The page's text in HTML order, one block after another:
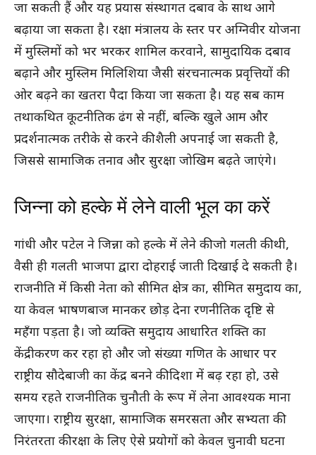
जा सकती हैं और यह प्रयास संस्थागत दबाव के साथ आगे
बढ़ाया जा सकता है। रक्षा मंत्रालय के स्तर पर अग्निवीर योजना
में मुस्लिमों को भर भरकर शामिल करवाने, सामुदायिक दबाव
बढ़ाने और मुस्लिम मिलिशिया जैसी संरचनात्मक प्रवृत्तियों की
ओर बढ़ने का खतरा पैदा किया जा सकता है। यह सब काम
तथाकथित कूटनीतिक ढंग से नहीं, बल्कि खुले आम और
प्रदर्शनात्मक तरीके से करने की शैली अपनाई जा सकती है,
जिससे सामाजिक तनाव और सुरक्षा जोखिम बढ़ते जाएंगे।
जिन्ना को हल्के में लेने वाली भूल का करें
गांधी और पटेल ने जिन्ना को हल्के में लेने की जो गलती की थी,
वैसी ही गलती भाजपा द्वारा दोहराई जाती दिखाई दे सकती है।
राजनीति में किसी नेता को सीमित क्षेत्र का, सीमित समुदाय का,
या केवल भाषणबाज मानकर छोड़ देना रणनीतिक दृष्टि से
महँगा पड़ता है। जो व्यक्ति समुदाय आधारित शक्ति का
केंद्रीकरण कर रहा हो और जो संख्या गणित के आधार पर
राष्ट्रीय सौदेबाजी का केंद्र बनने की दिशा में बढ़ रहा हो, उसे
समय रहते राजनीतिक चुनौती के रूप में लेना आवश्यक माना
जाएगा। राष्ट्रीय सुरक्षा, सामाजिक समरसता और सभ्यता की
निरंतरता की रक्षा के लिए ऐसे प्रयोगों को केवल चुनावी घटना